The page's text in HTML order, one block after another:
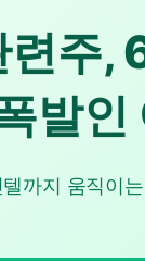
주,
발인
텔까지 움직이